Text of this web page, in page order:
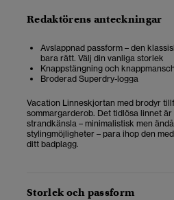
Redaktörens anteckningar
Avslappnad passform – den
bara rätt. Välj din vanliga storlek
Knappstängning och
Broderad Superdry-logga
Vacation Linneskjortan med brodyr
sommargarderob. Det tidlösa linnet
strandkänsla – minimalistisk men
stylingmöjligheter – para ihop den
ditt badplagg.
Storlek och passform